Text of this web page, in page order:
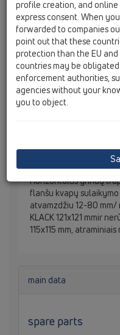
Horizontalus grindų
flanšu kvapų
atvamzdžiu 12-80 mm/
KLACK 121x121 mmir
115x115 mm,
main data
spare parts
profile creation, and
express consent. When
forwarded to companies
point out that these
protection than the EU
countries may be
enforcement authorities,
agencies without your
you to object.